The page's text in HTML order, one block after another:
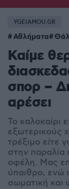
YGEIAMOU.GR
Αθλήματα
Καίμε
σπορ –
αρέσει
Το καλοκαίρι
εξωτερικούς
τρέξιμο είτε
στην
οφέλη. Μας
ύπαιθρο, ενώ
σωματική και